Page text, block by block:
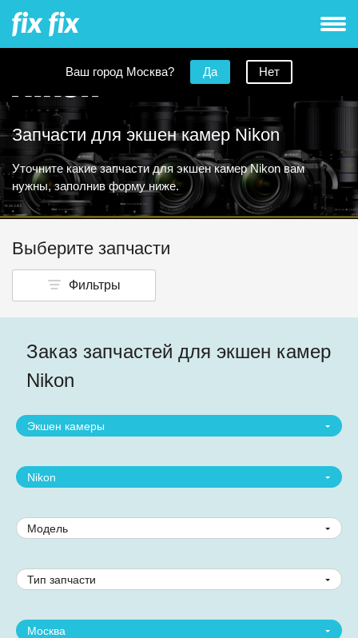
Ваш город Москва? Да Нет
Запчасти для экшен камер Nikon
Уточните какие запчасти для экшен камер Nikon вам
нужны, заполнив форму ниже.
Выберите запчасти
Фильтры
Заказ запчастей для экшен камер
Nikon
Экшен камеры
Nikon
Модель
Тип запчасти
Москва